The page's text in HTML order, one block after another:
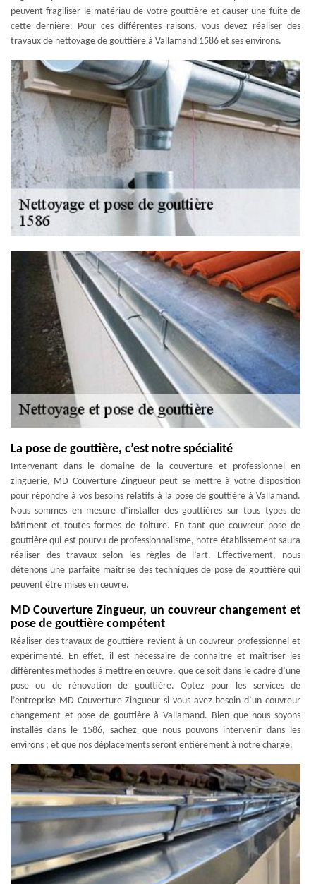
peuvent fragiliser le matériau de votre gouttière et causer une fuite de
cette dernière. Pour ces différentes raisons, vous devez réaliser des
travaux de nettoyage de gouttière à Vallamand 1586 et ses environs.
La pose de gouttière, c’est notre spécialité
Intervenant dans le domaine de la couverture et professionnel en
zinguerie, MD Couverture Zingueur peut se mettre à votre disposition
pour répondre à vos besoins relatifs à la pose de gouttière à Vallamand.
Nous sommes en mesure d’installer des gouttières sur tous types de
bâtiment et toutes formes de toiture. En tant que couvreur pose de
gouttière qui est pourvu de professionnalisme, notre établissement saura
réaliser des travaux selon les règles de l’art. Effectivement, nous
détenons une parfaite maîtrise des techniques de pose de gouttière qui
peuvent être mises en œuvre.
MD Couverture Zingueur, un couvreur changement et
pose de gouttière compétent
Réaliser des travaux de gouttière revient à un couvreur professionnel et
expérimenté. En effet, il est nécessaire de connaitre et maîtriser les
différentes méthodes à mettre en œuvre, que ce soit dans le cadre d’une
pose ou de rénovation de gouttière. Optez pour les services de
l’entreprise MD Couverture Zingueur si vous avez besoin d’un couvreur
changement et pose de gouttière à Vallamand. Bien que nous soyons
installés dans le 1586, sachez que nous pouvons intervenir dans les
environs ; et que nos déplacements seront entièrement à notre charge.